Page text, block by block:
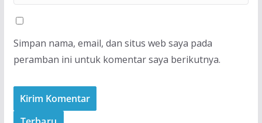
Simpan nama, email, dan situs web saya pada
peramban ini untuk komentar saya berikutnya.